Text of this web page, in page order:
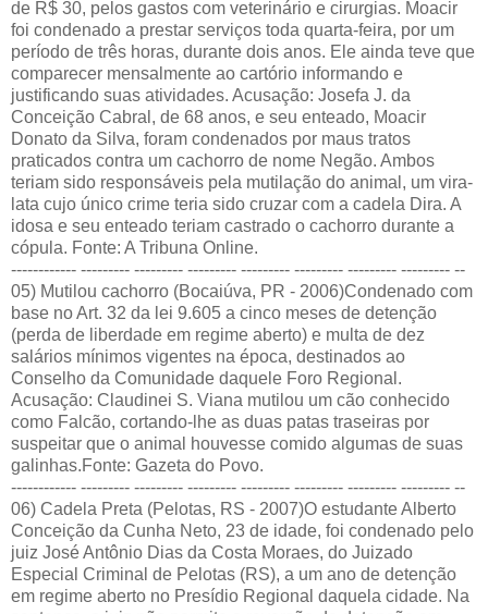
de R$ 30, pelos gastos com veterinário e cirurgias. Moacir
foi condenado a prestar serviços toda quarta-feira, por um
período de três horas, durante dois anos. Ele ainda teve que
comparecer mensalmente ao cartório informando e
justificando suas atividades. Acusação: Josefa J. da
Conceição Cabral, de 68 anos, e seu enteado, Moacir
Donato da Silva, foram condenados por maus tratos
praticados contra um cachorro de nome Negão. Ambos
teriam sido responsáveis pela mutilação do animal, um vira-
lata cujo único crime teria sido cruzar com a cadela Dira. A
idosa e seu enteado teriam castrado o cachorro durante a
cópula. Fonte: A Tribuna Online.
------------ --------- --------- --------- --------- --------- --------- --------- --
05) Mutilou cachorro (Bocaiúva, PR - 2006)Condenado com
base no Art. 32 da lei 9.605 a cinco meses de detenção
(perda de liberdade em regime aberto) e multa de dez
salários mínimos vigentes na época, destinados ao
Conselho da Comunidade daquele Foro Regional.
Acusação: Claudinei S. Viana mutilou um cão conhecido
como Falcão, cortando-lhe as duas patas traseiras por
suspeitar que o animal houvesse comido algumas de suas
galinhas.Fonte: Gazeta do Povo.
------------ --------- --------- --------- --------- --------- --------- --------- --
06) Cadela Preta (Pelotas, RS - 2007)O estudante Alberto
Conceição da Cunha Neto, 23 de idade, foi condenado pelo
juiz José Antônio Dias da Costa Moraes, do Juizado
Especial Criminal de Pelotas (RS), a um ano de detenção
em regime aberto no Presídio Regional daquela cidade. Na